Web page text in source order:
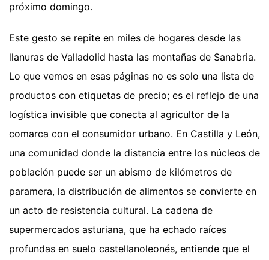
próximo domingo.
Este gesto se repite en miles de hogares desde las
llanuras de Valladolid hasta las montañas de Sanabria.
Lo que vemos en esas páginas no es solo una lista de
productos con etiquetas de precio; es el reflejo de una
logística invisible que conecta al agricultor de la
comarca con el consumidor urbano. En Castilla y León,
una comunidad donde la distancia entre los núcleos de
población puede ser un abismo de kilómetros de
paramera, la distribución de alimentos se convierte en
un acto de resistencia cultural. La cadena de
supermercados asturiana, que ha echado raíces
profundas en suelo castellanoleonés, entiende que el